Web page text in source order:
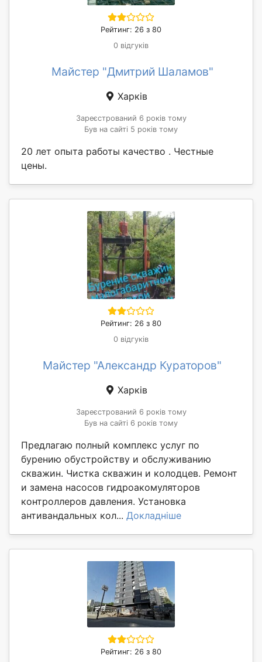
Рейтинг: 26 з 80
0 відгуків
Майстер "Дмитрий Шаламов"
Харків
Зареєстрований 6 років тому
Був на сайті 5 років тому
20 лет опыта работы качество . Честные
цены.
Рейтинг: 26 з 80
0 відгуків
Майстер "Александр Кураторов"
Харків
Зареєстрований 6 років тому
Був на сайті 6 років тому
Предлагаю полный комплекс услуг по
бурению обустройству и обслуживанию
скважин. Чистка скважин и колодцев. Ремонт
и замена насосов гидроакомуляторов
контроллеров давления. Установка
антивандальных кол... Докладніше
Рейтинг: 26 з 80